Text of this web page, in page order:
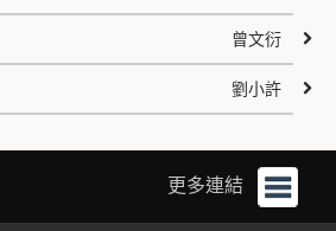
曾文衍
劉小許
更多連結